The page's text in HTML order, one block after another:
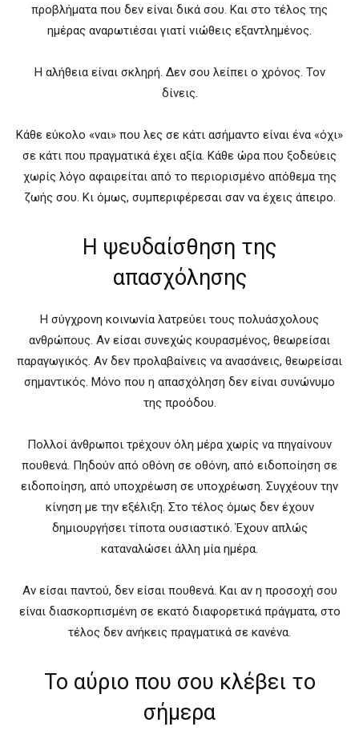
προβλήματα που δεν είναι δικά σου. Και στο τέλος της
ημέρας αναρωτιέσαι γιατί νιώθεις εξαντλημένος.
Η αλήθεια είναι σκληρή. Δεν σου λείπει ο χρόνος. Τον
δίνεις.
Κάθε εύκολο «ναι» που λες σε κάτι ασήμαντο είναι ένα «όχι»
σε κάτι που πραγματικά έχει αξία. Κάθε ώρα που ξοδεύεις
χωρίς λόγο αφαιρείται από το περιορισμένο απόθεμα της
ζωής σου. Κι όμως, συμπεριφέρεσαι σαν να έχεις άπειρο.
Η ψευδαίσθηση της
απασχόλησης
Η σύγχρονη κοινωνία λατρεύει τους πολυάσχολους
ανθρώπους. Αν είσαι συνεχώς κουρασμένος, θεωρείσαι
παραγωγικός. Αν δεν προλαβαίνεις να ανασάνεις, θεωρείσαι
σημαντικός. Μόνο που η απασχόληση δεν είναι συνώνυμο
της προόδου.
Πολλοί άνθρωποι τρέχουν όλη μέρα χωρίς να πηγαίνουν
πουθενά. Πηδούν από οθόνη σε οθόνη, από ειδοποίηση σε
ειδοποίηση, από υποχρέωση σε υποχρέωση. Συγχέουν την
κίνηση με την εξέλιξη. Στο τέλος όμως δεν έχουν
δημιουργήσει τίποτα ουσιαστικό. Έχουν απλώς
καταναλώσει άλλη μία ημέρα.
Αν είσαι παντού, δεν είσαι πουθενά. Και αν η προσοχή σου
είναι διασκορπισμένη σε εκατό διαφορετικά πράγματα, στο
τέλος δεν ανήκεις πραγματικά σε κανένα.
Το αύριο που σου κλέβει το
σήμερα